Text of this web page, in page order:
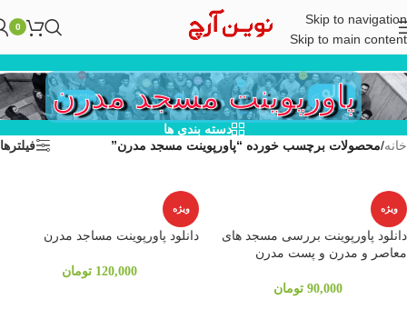
Skip to navigation
Skip to main content
0
پاورپوینت مسجد مدرن
دسته بندی ها
خانه/محصولات برچسب خورده “پاورپوینت مسجد مدرن” فیلترها
ویژه
دانلود پاورپوینت بررسی مسجد های
معاصر و مدرن و پست مدرن
90,000 تومان
ویژه
دانلود پاورپوینت مساجد مدرن
120,000 تومان